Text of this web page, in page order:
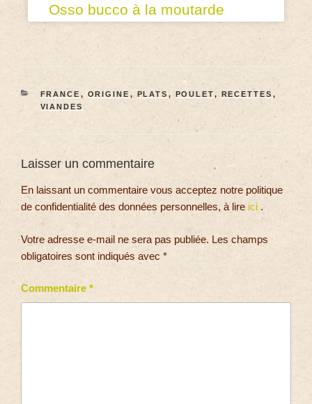
Osso bucco à la moutarde
FRANCE , ORIGINE , PLATS , POULET, RECETTES ,
VIANDES
Laisser un commentaire
En laissant un commentaire vous acceptez notre politique
de confidentialité des données personnelles, à lire ici .
Votre adresse e-mail ne sera pas publiée. Les champs
obligatoires sont indiqués avec *
Commentaire *